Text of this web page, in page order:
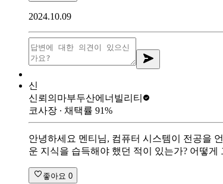
2024.10.09
신
신뢰의마부두산에너빌리티
코사장 ∙ 채택률 91%
안녕하세요 멘티님, 컴퓨터 시스템이 전공을
운 지식을 습득해야 했던 적이 있는가? 어떻
좋아요 0